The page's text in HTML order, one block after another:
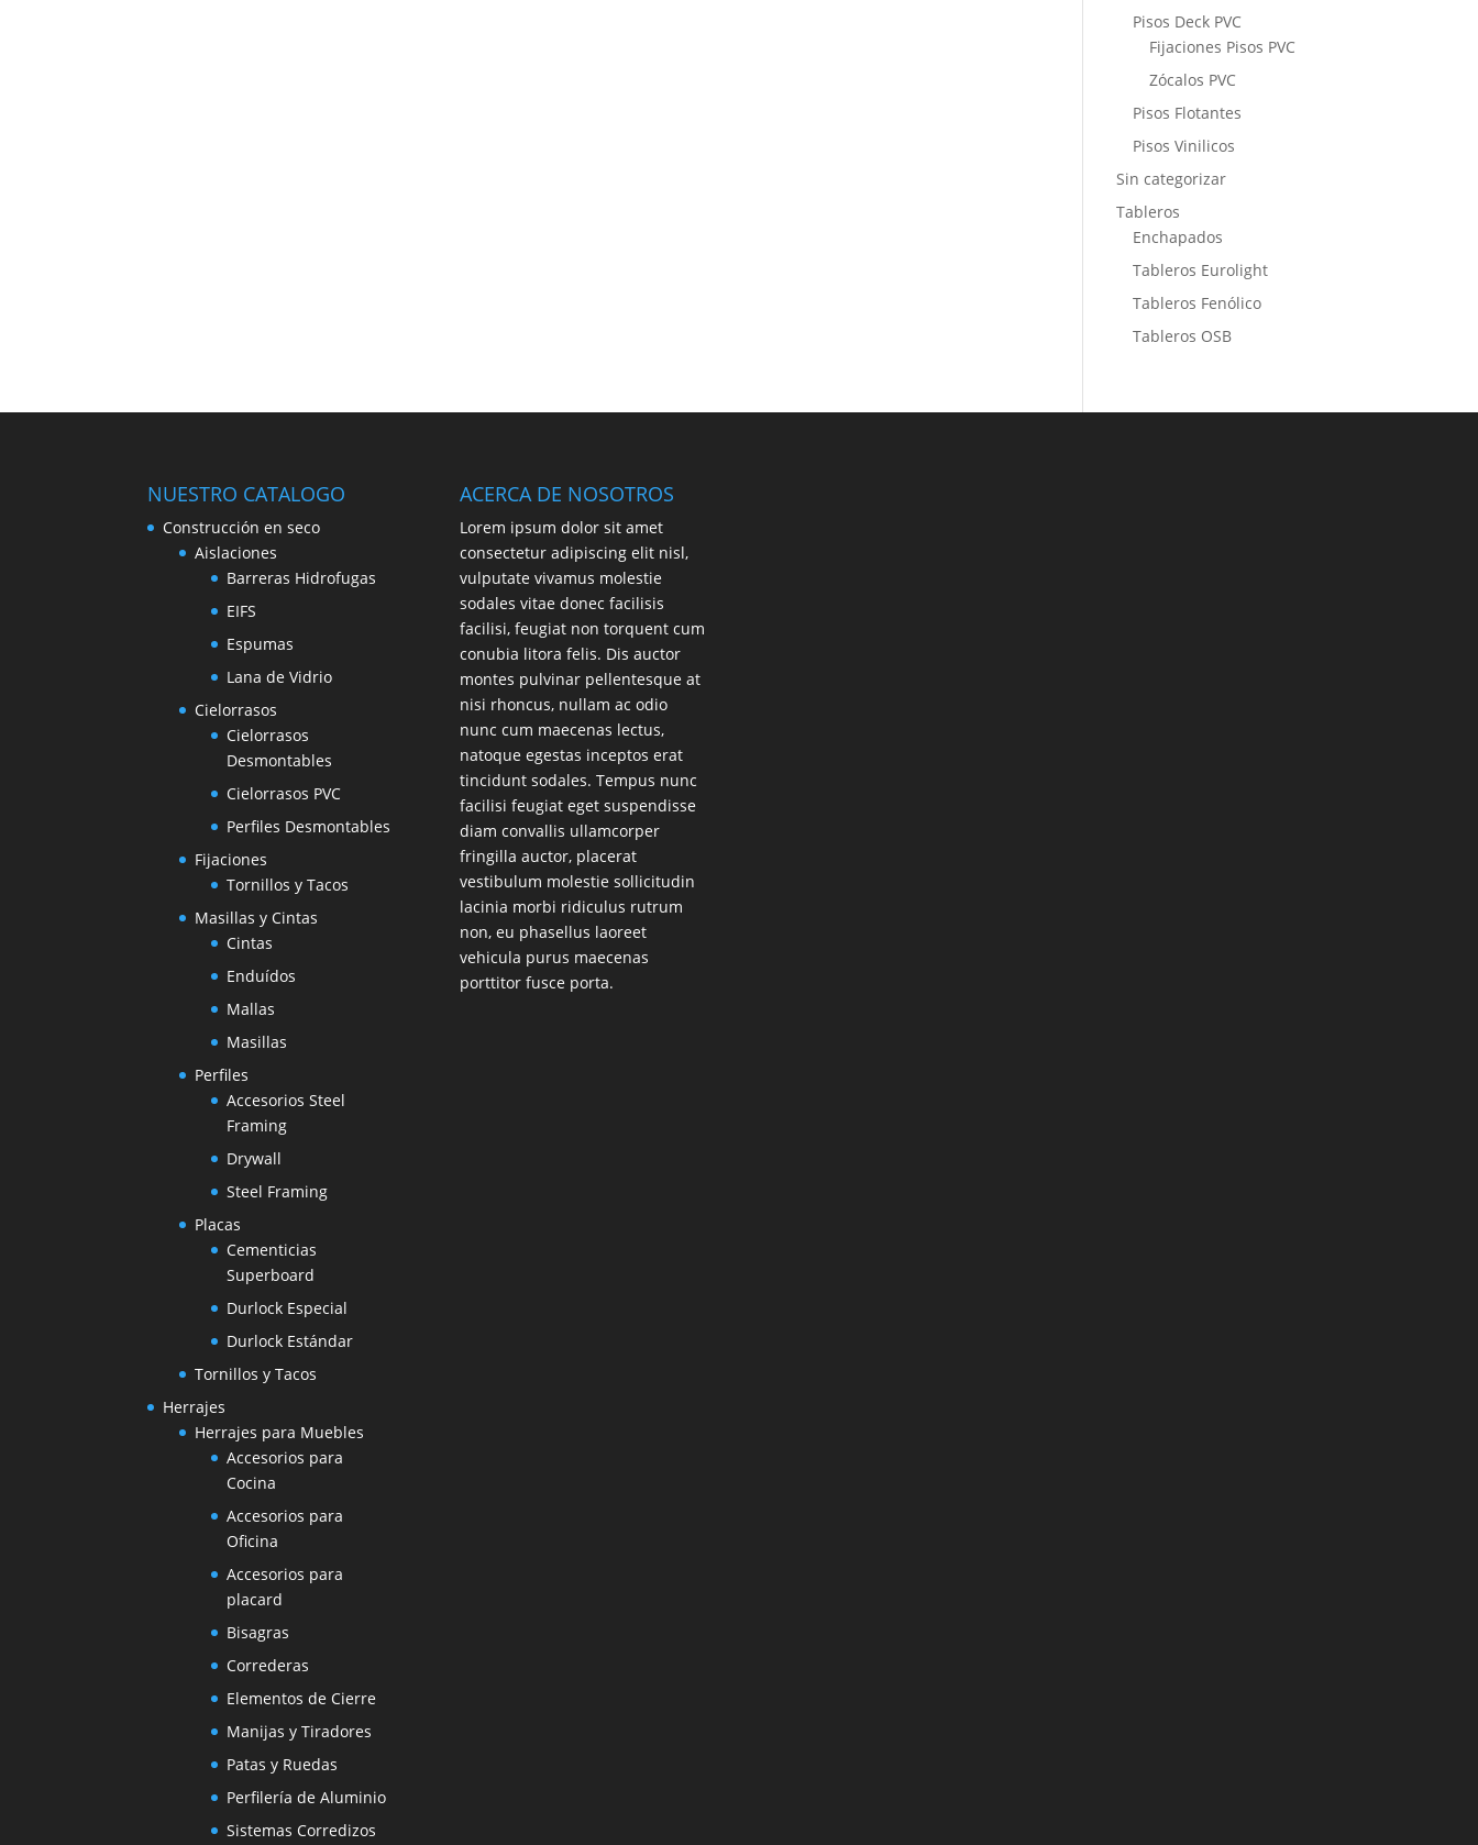
Pisos Deck PVC
Fijaciones Pisos PVC
Zócalos PVC
Pisos Flotantes
Pisos Vinilicos
Sin categorizar
Tableros
Enchapados
Tableros Eurolight
Tableros Fenólico
Tableros OSB
NUESTRO CATALOGO
Construcción en seco
Aislaciones
Barreras Hidrofugas
EIFS
Espumas
Lana de Vidrio
Cielorrasos
Cielorrasos
Desmontables
Cielorrasos PVC
Perfiles Desmontables
Fijaciones
Tornillos y Tacos
Masillas y Cintas
Cintas
Enduídos
Mallas
Masillas
Perfiles
Accesorios Steel
Framing
Drywall
Steel Framing
Placas
Cementicias
Superboard
Durlock Especial
Durlock Estándar
Tornillos y Tacos
Herrajes
Herrajes para Muebles
Accesorios para
Cocina
Accesorios para
Oficina
Accesorios para
placard
Bisagras
Correderas
Elementos de Cierre
Manijas y Tiradores
Patas y Ruedas
Perfilería de Aluminio
Sistemas Corredizos
ACERCA DE NOSOTROS
Lorem ipsum dolor sit amet
consectetur adipiscing elit nisl,
vulputate vivamus molestie
sodales vitae donec facilisis
facilisi, feugiat non torquent cum
conubia litora felis. Dis auctor
montes pulvinar pellentesque at
nisi rhoncus, nullam ac odio
nunc cum maecenas lectus,
natoque egestas inceptos erat
tincidunt sodales. Tempus nunc
facilisi feugiat eget suspendisse
diam convallis ullamcorper
fringilla auctor, placerat
vestibulum molestie sollicitudin
lacinia morbi ridiculus rutrum
non, eu phasellus laoreet
vehicula purus maecenas
porttitor fusce porta.